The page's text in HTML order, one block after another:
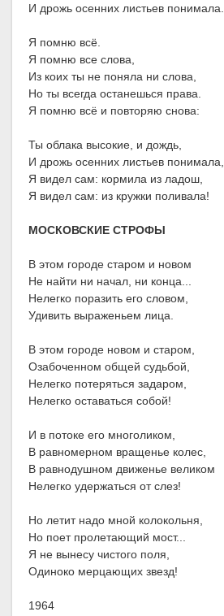
И дрожь осенних листьев понимала.
Я помню всё.
Я помню все слова,
Из коих ты не поняла ни слова,
Но ты всегда останешься права.
Я помню всё и повторяю снова:
Ты облака высокие, и дождь,
И дрожь осенних листьев понимала,
Я видел сам: кормила из ладош,
Я видел сам: из кружки поливала!
МОСКОВСКИЕ СТРОФЫ
В этом городе старом и новом
Не найти ни начал, ни конца...
Нелегко поразить его словом,
Удивить выраженьем лица.
В этом городе новом и старом,
Озабоченном общей судьбой,
Нелегко потеряться задаром,
Нелегко оставаться собой!
И в потоке его многоликом,
В равномерном вращенье колес,
В равнодушном движенье великом
Нелегко удержаться от слез!
Но летит надо мной колокольня,
Но поет пролетающий мост...
Я не вынесу чистого поля,
Одиноко мерцающих звезд!
1964